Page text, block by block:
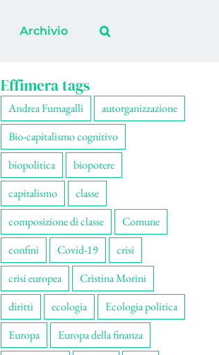
Archivio
Effimera tags
Andrea Fumagalli
autorganizzazione
Bio-capitalismo cognitivo
biopolitica
biopotere
capitalismo
classe
composizione di classe
Comune
confini
Covid-19
crisi
crisi europea
Cristina Morini
diritti
ecologia
Ecologia politica
Europa
Europa della finanza